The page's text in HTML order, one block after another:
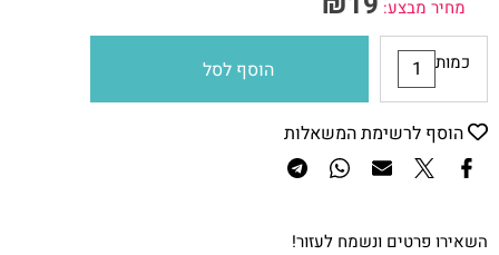
מחיר מבצע:
כמות הוסף לסל
הוסף לרשימת המשאלות
השאירו פרטים ונשמח לעזור!